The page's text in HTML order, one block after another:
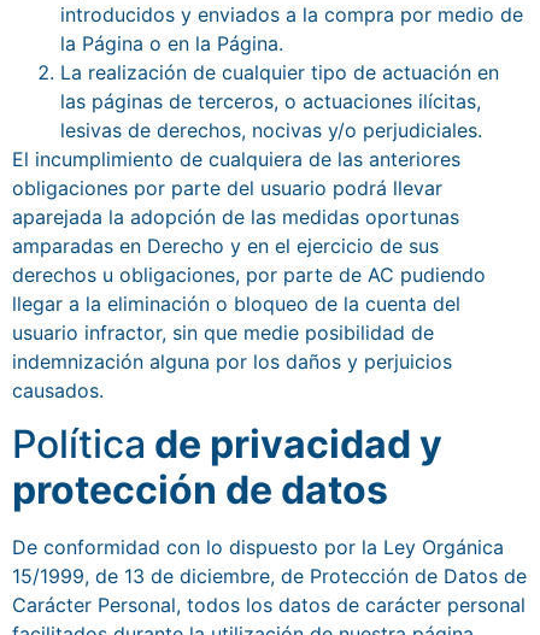
introducidos y enviados a la compra por medio de
la Página o en la Página.
La realización de cualquier tipo de actuación en
las páginas de terceros, o actuaciones ilícitas,
lesivas de derechos, nocivas y/o perjudiciales.
El incumplimiento de cualquiera de las anteriores
obligaciones por parte del usuario podrá llevar
aparejada la adopción de las medidas oportunas
amparadas en Derecho y en el ejercicio de sus
derechos u obligaciones, por parte de AC pudiendo
llegar a la eliminación o bloqueo de la cuenta del
usuario infractor, sin que medie posibilidad de
indemnización alguna por los daños y perjuicios
causados.
Política de privacidad y
protección de datos
De conformidad con lo dispuesto por la Ley Orgánica
15/1999, de 13 de diciembre, de Protección de Datos de
Carácter Personal, todos los datos de carácter personal